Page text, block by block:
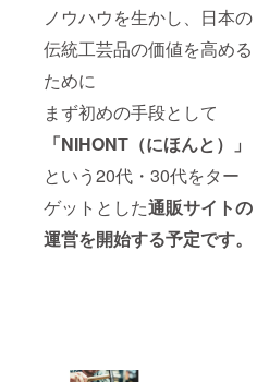
ノウハウを生かし、日本の
伝統工芸品の価値を高める
ために
まず初めの手段として
「NIHONT（にほんと）」
という20代・30代をター
ゲットとした通販サイトの
運営を開始する予定です。